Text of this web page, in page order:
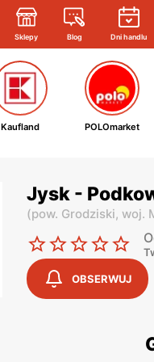
Sklepy Blog Dni handlu
Kaufland POLOmarket
Jysk -
(pow. Grodziski, woj.
OBSERWUJ